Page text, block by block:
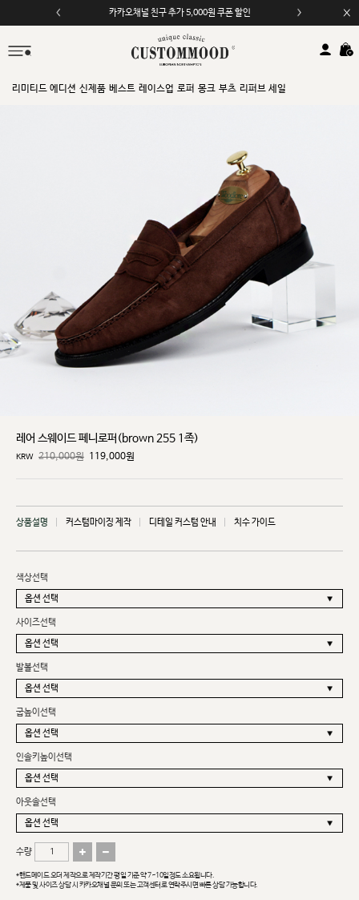
카카오채널 친구 추가 5,000원 쿠폰 할인
리미티드 에디션 신제품 베스트 레이스업 로퍼 몽크 부츠 리퍼브 세일
레어 스웨이드 페니로퍼(brown 255 1족)
KRW 210,000원 119,000원
상품설명 커스텀마이징 제작 디테일 커스텀 안내 치수 가이드
색상선택
사이즈선택
발볼선택
굽높이선택
인솔키높이선택
아웃솔선택
수량
*핸드메이드 오더 제작으로 제작기간 평일 기준 약 7~10일정도 소요됩니다.
*제품 및 사이즈 상담 시 카카오채널 문의 또는 고객센터로 연락주시면 빠른 상담 가능합니다.